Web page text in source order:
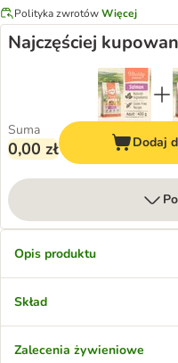
Polityka zwrotówWięcej
Najczęściej
Suma
0,00 zł Dodaj
Opis produktu
Skład
Zalecenia żywieniowe